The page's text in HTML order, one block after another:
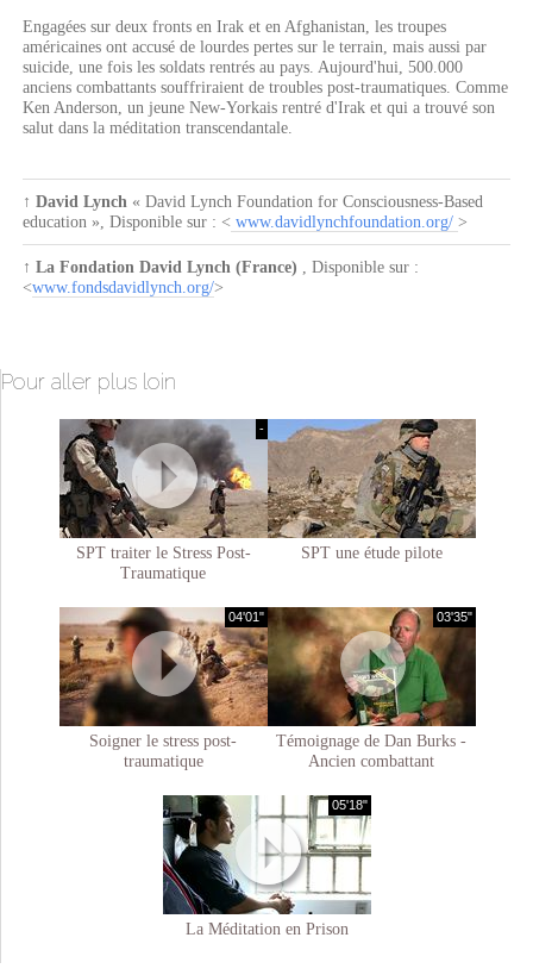
Engagées sur deux fronts en Irak et en Afghanistan, les troupes
américaines ont accusé de lourdes pertes sur le terrain, mais aussi par
suicide, une fois les soldats rentrés au pays. Aujourd'hui, 500.000
anciens combattants souffriraient de troubles post-traumatiques. Comme
Ken Anderson, un jeune New-Yorkais rentré d'Irak et qui a trouvé son
salut dans la méditation transcendantale.
↑ David Lynch « David Lynch Foundation for Consciousness-Based
education » , Disponible sur : < www.davidlynchfoundation.org/ >
↑ La Fondation David Lynch (France) , Disponible sur :
<www.fondsdavidlynch.org/>
Pour aller plus loin
SPT traiter le Stress Post-
Traumatique
-
SPT une étude pilote
Soigner le stress post-
traumatique
04'01"
Témoignage de Dan Burks -
Ancien combattant
03'35"
La Méditation en Prison
05'18"